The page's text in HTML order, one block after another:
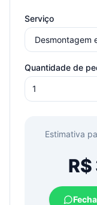
Serviço
Quantidade de
Estimativa
R$